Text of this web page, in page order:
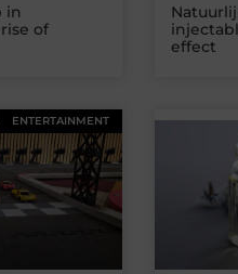
in
of
effect
ENTERTAINMENT